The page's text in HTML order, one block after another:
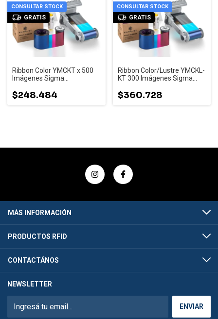
CONSULTAR STOCK
GRATIS
Ribbon Color YMCKT x 500
Imágenes Sigma
$248.484
CONSULTAR STOCK
GRATIS
Ribbon Color/Lustre YMCKL-
KT 300 Imágenes Sigma
$360.728
MÁS INFORMACIÓN
PRODUCTOS RFID
CONTACTÁNOS
NEWSLETTER